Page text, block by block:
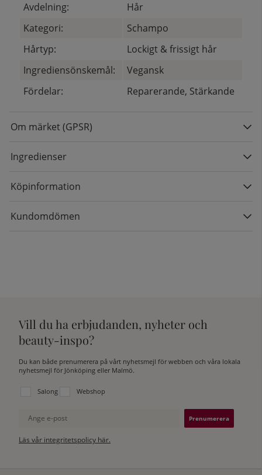
Avdelning:
Hår
Kategori:
Schampo
Hårtyp:
Lockigt & frissigt hår
Ingrediensönskemål:
Vegansk
Fördelar:
Reparerande, Stärkande
Om märket (GPSR)
Ingredienser
Köpinformation
Kundomdömen
Vill du ha erbjudanden, nyheter och
beauty-inspo?
Du kan både prenumerera på vårt nyhetsmejl för webben och våra lokala
nyhetsmejl för Jönköping eller Malmö.
Välj vilken lista du vill prenumerera på:
Salong Webshop
Ange e-post
Läs vår integritetspolicy här.